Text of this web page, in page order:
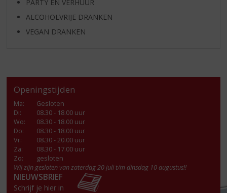
PARTY EN VERHUUR
ALCOHOLVRIJE DRANKEN
VEGAN DRANKEN
Openingstijden
Ma:
Gesloten
Di:
08.30 - 18.00 uur
Wo:
08.30 - 18.00 uur
Do:
08.30 - 18.00 uur
Vr:
08.30 - 20.00 uur
Za:
08.30 - 17.00 uur
Zo:
gesloten
Wij zijn gesloten van zaterdag 20 juli t/m dinsdag 10 augustus!!
NIEUWSBRIEF
Schrijf je hier in